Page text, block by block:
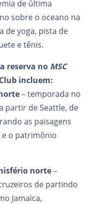
de última
sobre o oceano na
de yoga, pista de
e tênis.
reserva no MSC
incluem:
– temporada no
partir de Seattle, de
as paisagens
e o patrimônio
norte–
de partindo
Jamaica,